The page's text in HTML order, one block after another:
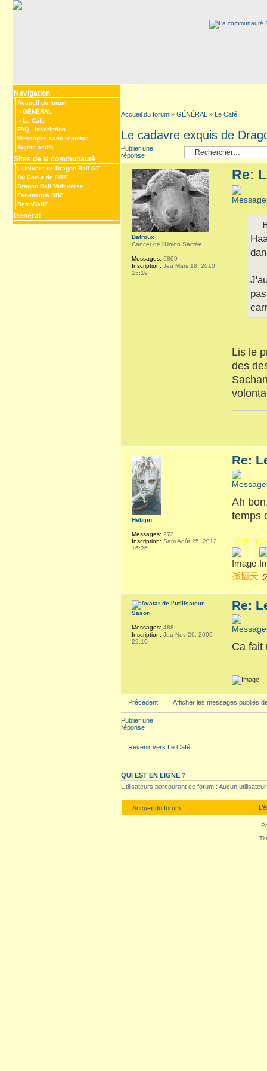
Navigation
Accueil du forum
‹ GÉNÉRAL
‹ Le Café
FAQ - Inscription
Messages sans réponse
Sujets actifs
Sites de la communauté
L’Univers de Dragon Ball GT
Au Coeur de DBZ
Dragon Ball Multiverse
Fan-manga DBZ
RetroBallZ
Général
Accueil du forum » GÉNÉRAL » Le Café
Le cadavre exquis de
Publier une
réponse
Re:
Lis le
des
Batroux
Cancer de l’Union Sacrée
Messages: 6809
Inscription: Jeu Mars 18, 2010
15:19
Re:
Ah
temps
ドラゴン
孫悟天
Hebijin
Messages: 273
Inscription: Sam Août 25, 2012
16:26
Re:
Ca fait
Sasori
Messages: 488
Inscription: Jeu Nov 26, 2009
22:10
Précédent Afficher les messages publiés
Publier une
réponse
Revenir vers Le Café
QUI EST EN LIGNE ?
Utilisateurs parcourant ce forum : Aucun
Accueil du forum